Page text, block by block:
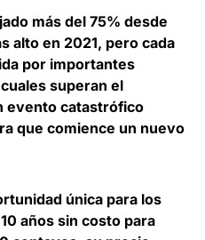
más del 75% desde
alto en 2021, pero cada
por importantes
superan el
evento catastrófico
que comience un nuevo
única para los
años sin costo para